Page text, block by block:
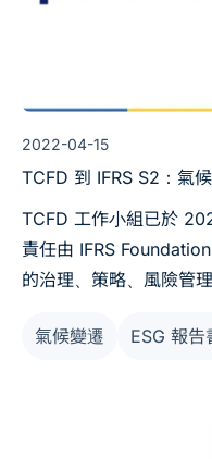
2022-04-15
TCFD 到 IFRS S2：氣
TCFD 工作小組已於
責任由 IFRS
的治理、策略、風險管
氣候變遷
ESG 報告